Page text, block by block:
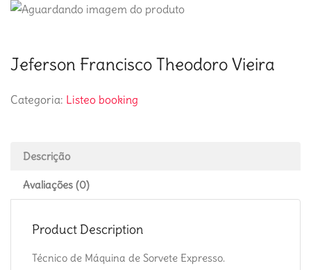
Jeferson Francisco Theodoro Vieira
Categoria: Listeo booking
Descrição
Avaliações (0)
Product Description
Técnico de Máquina de Sorvete Expresso.